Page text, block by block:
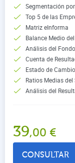
Segmentación
Top 5 de las
Matriz eInforma
Balance Medio
Análisis del
Cuenta de
Estado de
Ratios Medias del
Análisis del
39,00 €
CONSULTAR